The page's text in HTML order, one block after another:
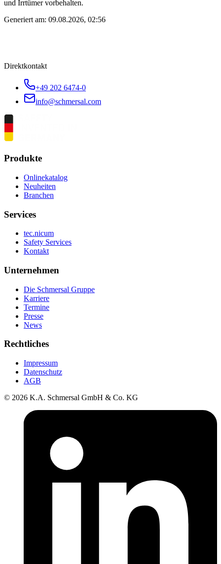
und Irrtümer vorbehalten.
Generiert am: 09.08.2026, 02:56
Direktkontakt
+49 202 6474-0
info@schmersal.com
Produkte
Onlinekatalog
Neuheiten
Branchen
Services
tec.nicum
Safety Services
Kontakt
Unternehmen
Die Schmersal Gruppe
Karriere
Termine
Presse
News
Rechtliches
Impressum
Datenschutz
AGB
© 2026 K.A. Schmersal GmbH & Co. KG